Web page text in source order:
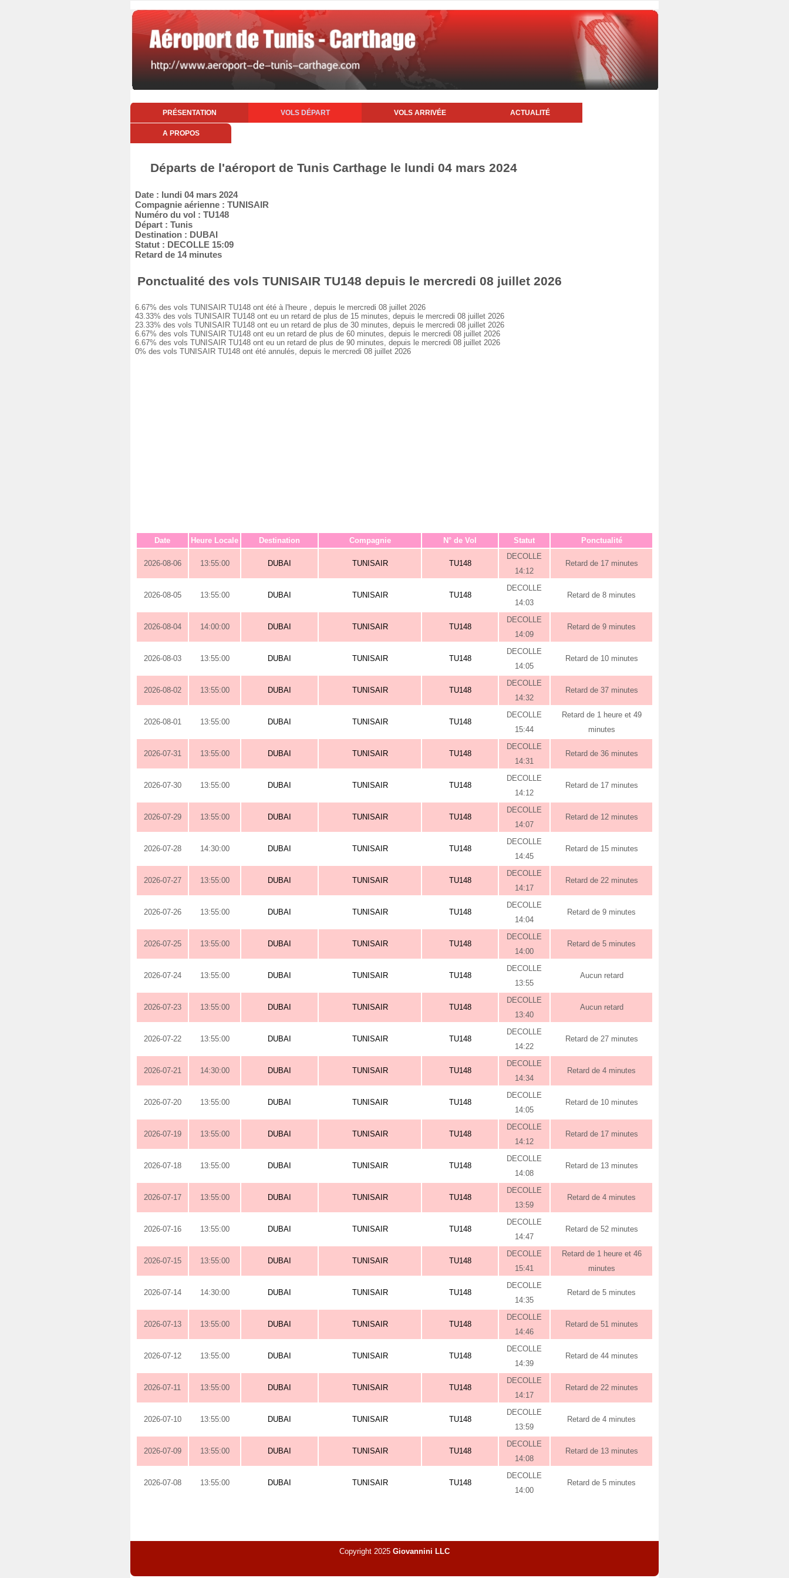
PRÉSENTATION VOLS DÉPART VOLS ARRIVÉE ACTUALITÉ
A PROPOS
Départs de l'aéroport de Tunis Carthage le lundi 04 mars 2024
Date : lundi 04 mars 2024
Compagnie aérienne : TUNISAIR
Numéro du vol : TU148
Départ : Tunis
Destination : DUBAI
Statut : DECOLLE 15:09
Retard de 14 minutes
Ponctualité des vols TUNISAIR TU148 depuis le mercredi 08 juillet 2026
6.67% des vols TUNISAIR TU148 ont été à l'heure , depuis le mercredi 08 juillet 2026
43.33% des vols TUNISAIR TU148 ont eu un retard de plus de 15 minutes, depuis le mercredi 08 juillet 2026
23.33% des vols TUNISAIR TU148 ont eu un retard de plus de 30 minutes, depuis le mercredi 08 juillet 2026
6.67% des vols TUNISAIR TU148 ont eu un retard de plus de 60 minutes, depuis le mercredi 08 juillet 2026
6.67% des vols TUNISAIR TU148 ont eu un retard de plus de 90 minutes, depuis le mercredi 08 juillet 2026
0% des vols TUNISAIR TU148 ont été annulés, depuis le mercredi 08 juillet 2026
Date Heure Locale Destination Compagnie N° de Vol Statut Ponctualité
2026-08-06 13:55:00 DUBAI TUNISAIR TU148
DECOLLE
14:12
Retard de 17 minutes
2026-08-05 13:55:00 DUBAI TUNISAIR TU148
DECOLLE
14:03
Retard de 8 minutes
2026-08-04 14:00:00 DUBAI TUNISAIR TU148
DECOLLE
14:09
Retard de 9 minutes
2026-08-03 13:55:00 DUBAI TUNISAIR TU148
DECOLLE
14:05
Retard de 10 minutes
2026-08-02 13:55:00 DUBAI TUNISAIR TU148
DECOLLE
14:32
Retard de 37 minutes
2026-08-01 13:55:00 DUBAI TUNISAIR TU148
DECOLLE
15:44
Retard de 1 heure et 49
minutes
2026-07-31 13:55:00 DUBAI TUNISAIR TU148
DECOLLE
14:31
Retard de 36 minutes
2026-07-30 13:55:00 DUBAI TUNISAIR TU148
DECOLLE
14:12
Retard de 17 minutes
2026-07-29 13:55:00 DUBAI TUNISAIR TU148
DECOLLE
14:07
Retard de 12 minutes
2026-07-28 14:30:00 DUBAI TUNISAIR TU148
DECOLLE
14:45
Retard de 15 minutes
2026-07-27 13:55:00 DUBAI TUNISAIR TU148
DECOLLE
14:17
Retard de 22 minutes
2026-07-26 13:55:00 DUBAI TUNISAIR TU148
DECOLLE
14:04
Retard de 9 minutes
2026-07-25 13:55:00 DUBAI TUNISAIR TU148
DECOLLE
14:00
Retard de 5 minutes
2026-07-24 13:55:00 DUBAI TUNISAIR TU148
DECOLLE
13:55
Aucun retard
2026-07-23 13:55:00 DUBAI TUNISAIR TU148
DECOLLE
13:40
Aucun retard
2026-07-22 13:55:00 DUBAI TUNISAIR TU148
DECOLLE
14:22
Retard de 27 minutes
2026-07-21 14:30:00 DUBAI TUNISAIR TU148
DECOLLE
14:34
Retard de 4 minutes
2026-07-20 13:55:00 DUBAI TUNISAIR TU148
DECOLLE
14:05
Retard de 10 minutes
2026-07-19 13:55:00 DUBAI TUNISAIR TU148
DECOLLE
14:12
Retard de 17 minutes
2026-07-18 13:55:00 DUBAI TUNISAIR TU148
DECOLLE
14:08
Retard de 13 minutes
2026-07-17 13:55:00 DUBAI TUNISAIR TU148
DECOLLE
13:59
Retard de 4 minutes
2026-07-16 13:55:00 DUBAI TUNISAIR TU148
DECOLLE
14:47
Retard de 52 minutes
2026-07-15 13:55:00 DUBAI TUNISAIR TU148
DECOLLE
15:41
Retard de 1 heure et 46
minutes
2026-07-14 14:30:00 DUBAI TUNISAIR TU148
DECOLLE
14:35
Retard de 5 minutes
2026-07-13 13:55:00 DUBAI TUNISAIR TU148
DECOLLE
14:46
Retard de 51 minutes
2026-07-12 13:55:00 DUBAI TUNISAIR TU148
DECOLLE
14:39
Retard de 44 minutes
2026-07-11 13:55:00 DUBAI TUNISAIR TU148
DECOLLE
14:17
Retard de 22 minutes
2026-07-10 13:55:00 DUBAI TUNISAIR TU148
DECOLLE
13:59
Retard de 4 minutes
2026-07-09 13:55:00 DUBAI TUNISAIR TU148
DECOLLE
14:08
Retard de 13 minutes
2026-07-08 13:55:00 DUBAI TUNISAIR TU148
DECOLLE
14:00
Retard de 5 minutes
Copyright 2025 Giovannini LLC